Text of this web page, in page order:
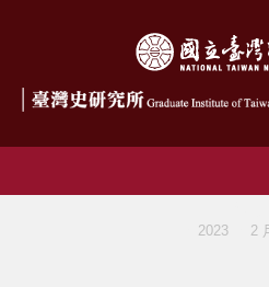
2023 2